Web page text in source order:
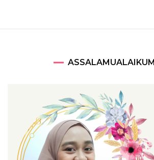
ASSALAMUALAIKUM